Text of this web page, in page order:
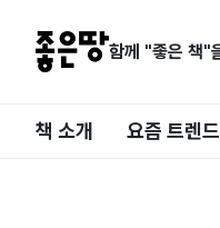
함께 "좋은 책"
책 소개 요즘 트렌드